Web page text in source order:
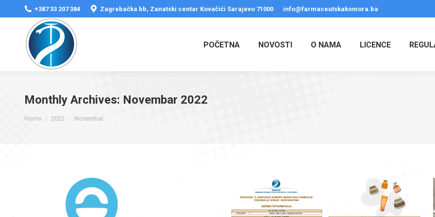
+387 33 207 384 Zagrebačka bb, Zanatski centar Kovačići Sarajevo 71000 info@farmaceutskakomora.ba
POČETNA NOVOSTI O NAMA LICENCE
Monthly Archives: Novembar 2022
Home 2022 Novembar